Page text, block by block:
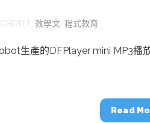
慧平
Apple、NVIDIA、AMD
教學文 程式教育
生產的DFPlayer mini MP3播
Read